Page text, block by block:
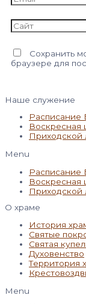
Сайт
Сохранить
браузере для
Наше служение
Расписание
Воскресная
Menu
Расписание
Воскресная
О храме
История
Святые
Святая
Духовенство
Территория
Menu